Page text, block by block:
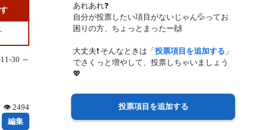
30 ～
👁 2494
編集
あれあれ❓
自分が投票したい項目がないじゃん💦ってお
困りの方、ちょっとまったー🙌
大丈夫❗ そんなときは「投票項目を追加する 」
でさくっと増やして、投票しちゃいましょう
💖
投票項目を追加する